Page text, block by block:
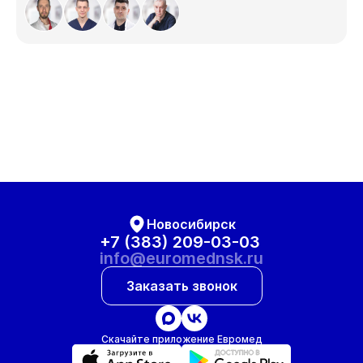
Новосибирск
+7 (383) 209-03-03
info@euromednsk.ru
Заказать звонок
Скачайте приложение Евромед